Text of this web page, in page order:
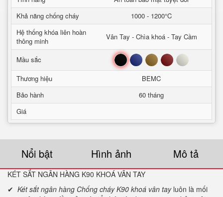
Khả năng chống cháy
1000 - 1200°C
Hệ thống khóa liên hoàn
thông minh
Vân Tay - Chìa khoá - Tay Cầm
Mầu sắc Đen Xanh Nâu Đỏ Trắng
Thương hiệu
BEMC
Bảo hành
60 tháng
Giá
Nổi bật Hình ảnh Mô tả
KÉT SẮT NGÂN HÀNG K90 KHOÁ VÂN TAY
✔ Két sắt ngân hàng Chống cháy K90 khoá vân tayluôn là mối